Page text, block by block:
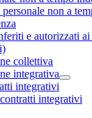
personale non a
e autorizzati
collettiva
integrativa
integrativi
integrativi